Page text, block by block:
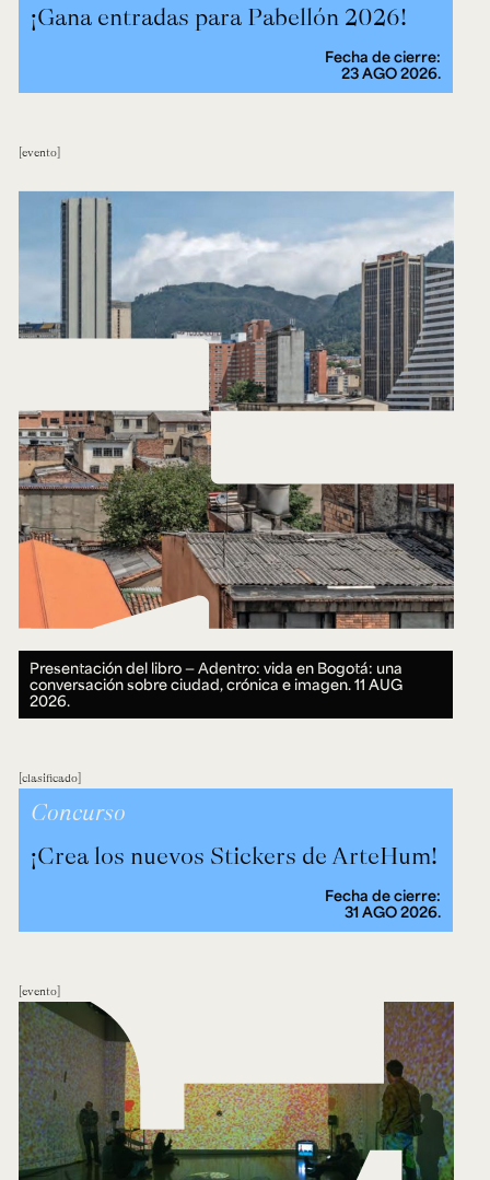
¡Gana entradas para Pabellón 2026!
Fecha de cierre:
23 AGO 2026.
evento
Presentación del libro — Adentro: vida en Bogotá: una
conversación sobre ciudad, crónica e imagen.11 AUG
2026.
clasificado
Concurso
¡Crea los nuevos Stickers de ArteHum!
Fecha de cierre:
31 AGO 2026.
evento